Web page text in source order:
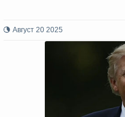
Август 20 2025